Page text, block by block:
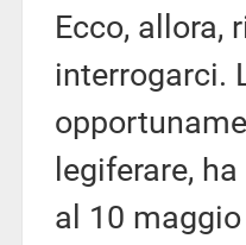
Ecco, allora,
interrogarci.
legiferare,
al 10